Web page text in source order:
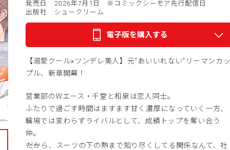
発売日 2026年7月1日
※コミックシーモア先行配信日
出版社 シュークリーム
電子版を購入する
【溺愛クール×ツンデレ美人】元“あいいれない”リーマンカッ
プル、新章開幕！
営業部のWエース・千堂と和泉は恋人同士。
ふたりで過ごす時間はますます甘く濃厚になっていく一方、
職場では変わらずライバルとして、成績トップを奪い合う
仲。
――だから、スーツの下の熱まで知り尽くしてる関係なんて、社